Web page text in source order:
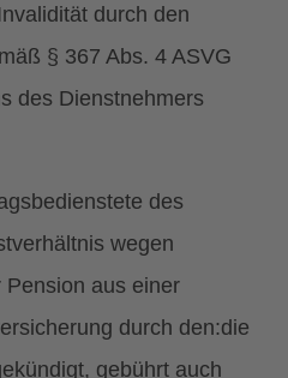
durch den
§ 367 Abs. 4 ASVG
des Dienstnehmers
des
wegen
aus einer
durch den:die
gebührt auch